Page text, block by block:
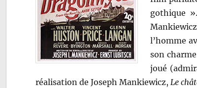
gothique
l’homme
son
joué
réalisation de Joseph Mankiewicz, Le